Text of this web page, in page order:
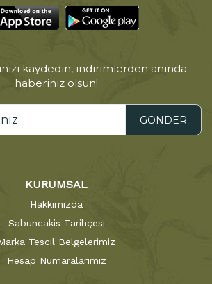
kaydedin, indirimlerden anında
haberiniz olsun!
GÖNDER
KURUMSAL
Hakkımızda
Sabuncakis Tarihçesi
Tescil Belgelerimiz
Hesap Numaralarımız